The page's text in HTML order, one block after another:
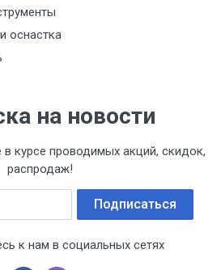
оснастка
на новости
курсе проводимых акций, скидок,
распродаж!
Подписаться
к нам в социальных сетях